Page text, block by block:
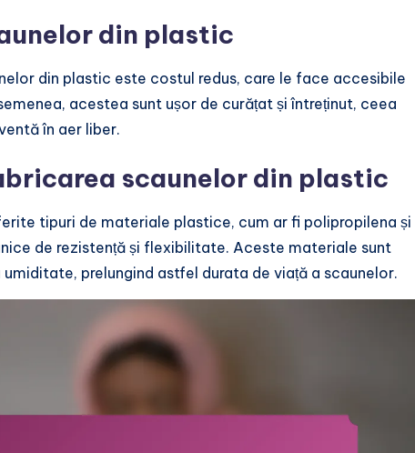
din plastic
din plastic este costul redus, care le face accesibile
acestea sunt ușor de curățat și întreținut, ceea
în aer liber.
scaunelor din plastic
tipuri de materiale plastice, cum ar fi polipropilena și
de rezistență și flexibilitate. Aceste materiale sunt
prelungind astfel durata de viață a scaunelor.